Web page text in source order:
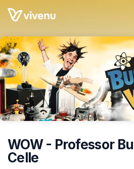
Skip header
WOW - Professor
Celle